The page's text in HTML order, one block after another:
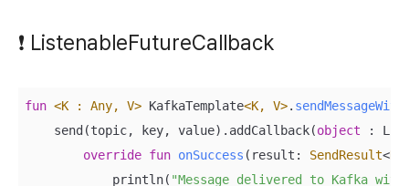
❗ ListenableFutureCallback
fun <K : Any, V> KafkaTemplate<K, V>.
    send(topic, key, value).addCallback(
object :
override fun onSuccess (result: SendResult<
            println(
"Message delivered to Kafka